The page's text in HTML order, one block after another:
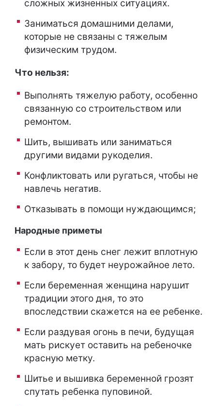
сложных жизненных ситуациях.
Заниматься домашними делами,
которые не связаны с тяжелым
физическим трудом.
Что нельзя:
Выполнять тяжелую работу, особенно
связанную со строительством или
ремонтом.
Шить, вышивать или заниматься
другими видами рукоделия.
Конфликтовать или ругаться, чтобы не
навлечь негатив.
Отказывать в помощи нуждающимся;
Народные приметы
Если в этот день снег лежит вплотную
к забору, то будет неурожайное лето.
Если беременная женщина нарушит
традиции этого дня, то это
впоследствии скажется на ее ребенке.
Если раздувая огонь в печи, будущая
мать рискует оставить на ребеночке
красную метку.
Шитье и вышивка беременной грозят
спутать ребенка пуповиной.